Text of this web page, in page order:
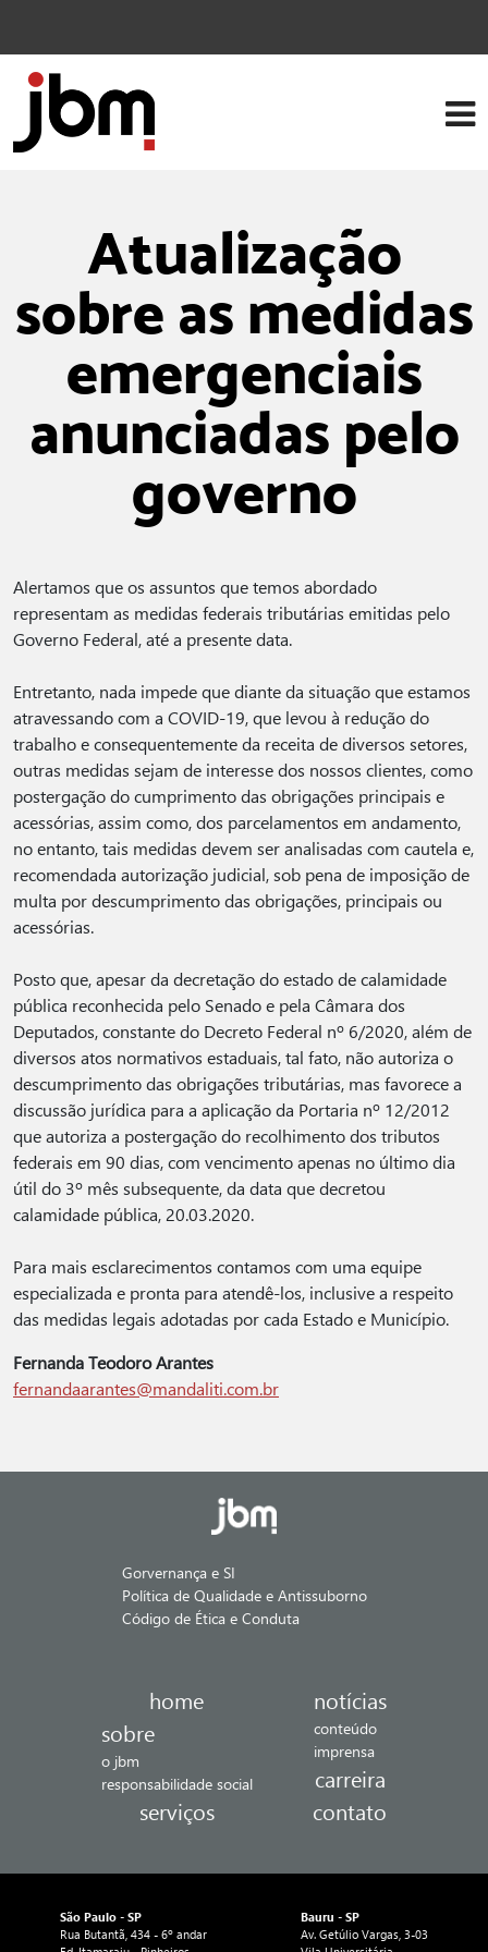
Atualização
sobre as medidas
emergenciais
anunciadas pelo
governo
Alertamos que os assuntos que temos abordado
representam as medidas federais tributárias emitidas pelo
Governo Federal, até a presente data.
Entretanto, nada impede que diante da situação que estamos
atravessando com a COVID-19, que levou à redução do
trabalho e consequentemente da receita de diversos setores,
outras medidas sejam de interesse dos nossos clientes, como
postergação do cumprimento das obrigações principais e
acessórias, assim como, dos parcelamentos em andamento,
no entanto, tais medidas devem ser analisadas com cautela e,
recomendada autorização judicial, sob pena de imposição de
multa por descumprimento das obrigações, principais ou
acessórias.
Posto que, apesar da decretação do estado de calamidade
pública reconhecida pelo Senado e pela Câmara dos
Deputados, constante do Decreto Federal nº 6/2020, além de
diversos atos normativos estaduais, tal fato, não autoriza o
descumprimento das obrigações tributárias, mas favorece a
discussão jurídica para a aplicação da Portaria nº 12/2012
que autoriza a postergação do recolhimento dos tributos
federais em 90 dias, com vencimento apenas no último dia
útil do 3º mês subsequente, da data que decretou
calamidade pública, 20.03.2020.
Para mais esclarecimentos contamos com uma equipe
especializada e pronta para atendê-los, inclusive a respeito
das medidas legais adotadas por cada Estado e Município.
Fernanda Teodoro Arantes
fernandaarantes@mandaliti.com.br
Gorvernança e SI
Política de Qualidade e Antissuborno
Código de Ética e Conduta
home
sobre
o jbm
responsabilidade social
serviços
notícias
conteúdo
imprensa
carreira
contato
São Paulo - SP
Rua Butantã, 434 - 6º andar
Bauru - SP
Av. Getúlio Vargas, 3-03